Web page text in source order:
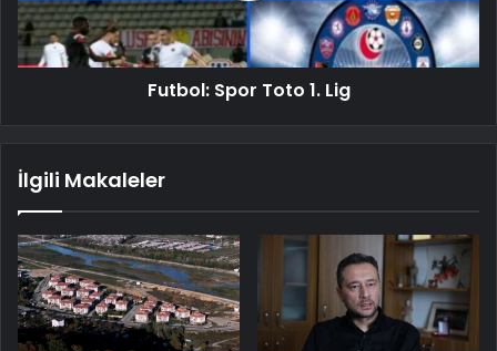
Futbol: Spor Toto 1. Lig
İlgili Makaleler